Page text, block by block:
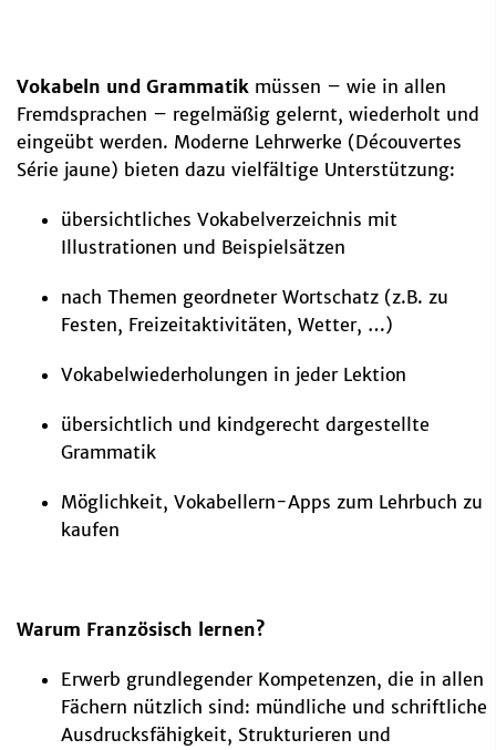
Vokabeln und Grammatik müssen – wie in allen
Fremdsprachen – regelmäßig gelernt, wiederholt und
eingeübt werden. Moderne Lehrwerke (Découvertes
Série jaune) bieten dazu vielfältige Unterstützung:
übersichtliches Vokabelverzeichnis mit
Illustrationen und Beispielsätzen
nach Themen geordneter Wortschatz (z.B. zu
Festen, Freizeitaktivitäten, Wetter, …)
Vokabelwiederholungen in jeder Lektion
übersichtlich und kindgerecht dargestellte
Grammatik
Möglichkeit, Vokabellern-Apps zum Lehrbuch zu
kaufen
Warum Französisch lernen?
Erwerb grundlegender Kompetenzen, die in allen
Fächern nützlich sind: mündliche und schriftliche
Ausdrucksfähigkeit, Strukturieren und